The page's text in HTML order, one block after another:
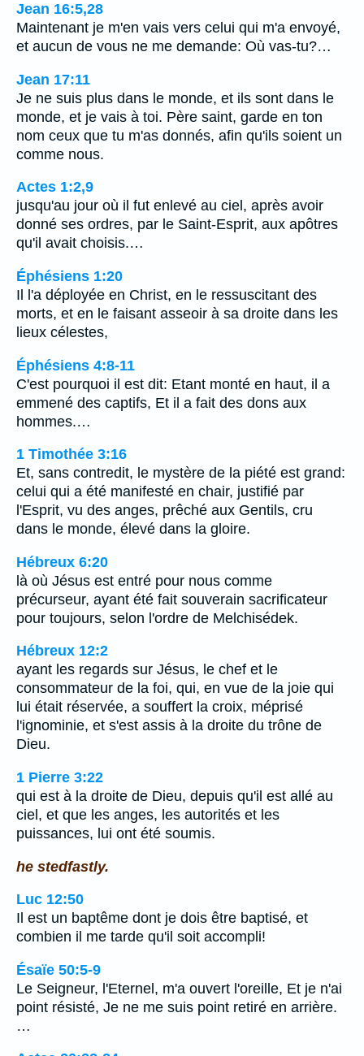
Jean 16:5,28
Maintenant je m'en vais vers celui qui m'a envoyé,
et aucun de vous ne me demande: Où vas-tu?…
Jean 17:11
Je ne suis plus dans le monde, et ils sont dans le
monde, et je vais à toi. Père saint, garde en ton
nom ceux que tu m'as donnés, afin qu'ils soient un
comme nous.
Actes 1:2,9
jusqu'au jour où il fut enlevé au ciel, après avoir
donné ses ordres, par le Saint-Esprit, aux apôtres
qu'il avait choisis.…
Éphésiens 1:20
Il l'a déployée en Christ, en le ressuscitant des
morts, et en le faisant asseoir à sa droite dans les
lieux célestes,
Éphésiens 4:8-11
C'est pourquoi il est dit: Etant monté en haut, il a
emmené des captifs, Et il a fait des dons aux
hommes.…
1 Timothée 3:16
Et, sans contredit, le mystère de la piété est grand:
celui qui a été manifesté en chair, justifié par
l'Esprit, vu des anges, prêché aux Gentils, cru
dans le monde, élevé dans la gloire.
Hébreux 6:20
là où Jésus est entré pour nous comme
précurseur, ayant été fait souverain sacrificateur
pour toujours, selon l'ordre de Melchisédek.
Hébreux 12:2
ayant les regards sur Jésus, le chef et le
consommateur de la foi, qui, en vue de la joie qui
lui était réservée, a souffert la croix, méprisé
l'ignominie, et s'est assis à la droite du trône de
Dieu.
1 Pierre 3:22
qui est à la droite de Dieu, depuis qu'il est allé au
ciel, et que les anges, les autorités et les
puissances, lui ont été soumis.
he stedfastly.
Luc 12:50
Il est un baptême dont je dois être baptisé, et
combien il me tarde qu'il soit accompli!
Ésaïe 50:5-9
Le Seigneur, l'Eternel, m'a ouvert l'oreille, Et je n'ai
point résisté, Je ne me suis point retiré en arrière.
…